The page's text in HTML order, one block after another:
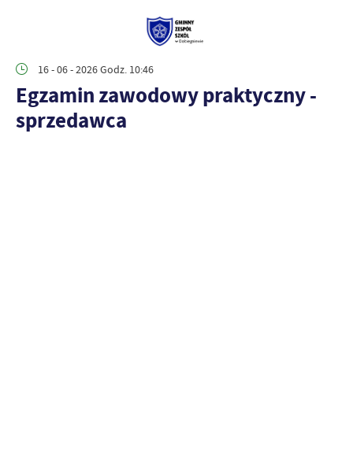
16 - 06 - 2026 Godz. 10:46
Egzamin zawodowy praktyczny -
sprzedawca